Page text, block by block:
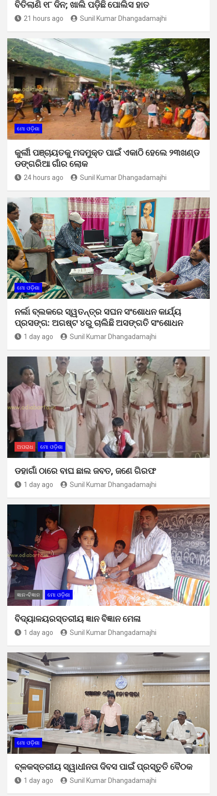
ବିତିଲାଣି ୧୮ ଦିନ; ଖାଲି ପଡ଼ିଛି ପୋଲିସ ହାତ
21 hours ago Sunil Kumar Dhangadamajhi
ମୋ ଓଡ଼ିଶା
କୁର୍ଲୀ ପଞ୍ଚାୟତକୁ ମଦମୁକ୍ତ ପାଇଁ ଏକାଠି ହେଲେ ୨୩ଖଣ୍ଡ
ଡଙ୍ଗରିଆ ଗାଁର ଲୋକ
24 hours ago Sunil Kumar Dhangadamajhi
ମୋ ଓଡ଼ିଶା
ନର୍ଲା ବ୍ଲକରେ ସ୍ୱତନ୍ତ୍ର ସଘନ ସଂଶୋଧନ କାର୍ଯ୍ୟ
ପ୍ରସଙ୍ଗ: ଅଗଷ୍ଟ ୪ରୁ ଚାଲିଛି ଅସଙ୍ଗତି ସଂଶୋଧନ
1 day ago Sunil Kumar Dhangadamajhi
ଅପରାଧ ମୋ ଓଡ଼ିଶା
ଡହାଗାଁ ଠାରେ ବାଘ ଛାଲ ଜବତ, ଜଣେ ଗିରଫ
1 day ago Sunil Kumar Dhangadamajhi
ଜ୍ଞାନ-ବିଜ୍ଞାନ ମୋ ଓଡ଼ିଶା
ବିଦ୍ୟାଳୟରସ୍ତରୀୟ ଜ୍ଞାନ ବିଜ୍ଞାନ ମେଳା
1 day ago Sunil Kumar Dhangadamajhi
ମୋ ଓଡ଼ିଶା
ବ୍ଳକସ୍ତରୀୟ ସ୍ୱାଧୀନତା ଦିବସ ପାଇଁ ପ୍ରସ୍ତୁତି ବୈଠକ
1 day ago Sunil Kumar Dhangadamajhi